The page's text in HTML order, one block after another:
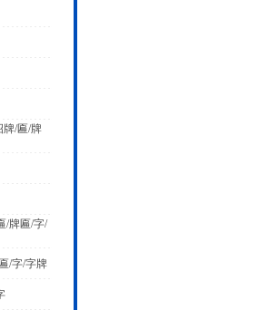
牌/匾/牌
/牌匾/字/
/字/字牌